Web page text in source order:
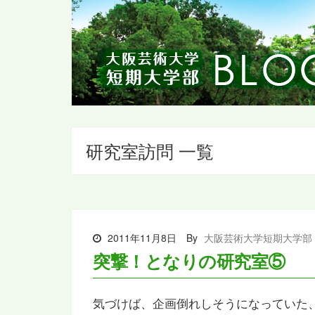
研究室訪問 一覧
2011年11月8日 By 大阪芸術大学短期大学部
突撃！となりの研究室⑤
気づけば、企画倒れしそうになっていた